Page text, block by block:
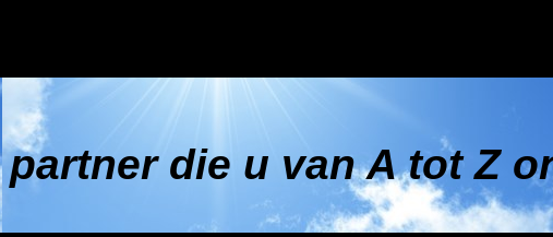
die u van A tot Z